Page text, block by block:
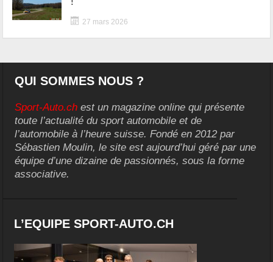
27 mars 2026
QUI SOMMES NOUS ?
Sport-Auto.ch est un magazine online qui présente
toute l’actualité du sport automobile et de
l’automobile à l’heure suisse. Fondé en 2012 par
Sébastien Moulin, le site est aujourd’hui géré par une
équipe d’une dizaine de passionnés, sous la forme
associative.
L’EQUIPE SPORT-AUTO.CH